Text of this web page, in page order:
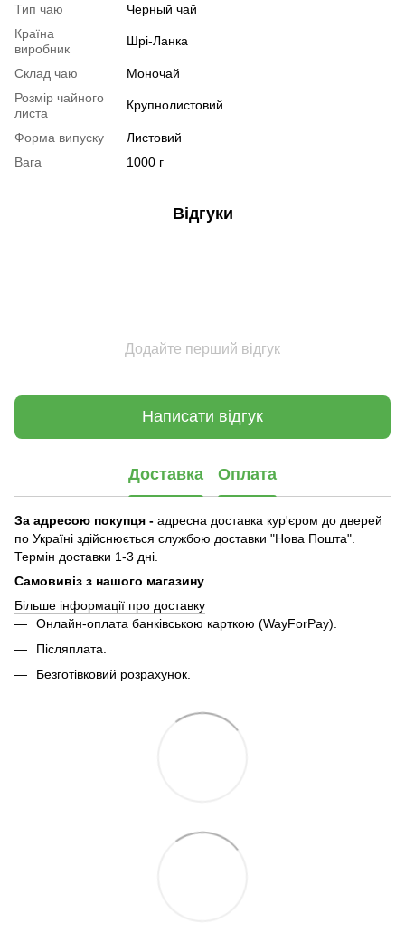
Тип чаю
Черный чай
Країна
виробник
Шрі-Ланка
Склад чаю
Моночай
Розмір чайного
листа
Крупнолистовий
Форма випуску
Листовий
Вага
1000 г
Відгуки
Додайте перший відгук
Написати відгук
Доставка Оплата
За адресою покупця - адресна доставка кур'єром до дверей
по Україні здійснюється службою доставки "Нова Пошта".
Термін доставки 1-3 дні.
Самовивіз з нашого магазину
Більше інформації про доставку
Онлайн-оплата банківською карткою (WayForPay).
Післяплата.
Безготівковий розрахунок.